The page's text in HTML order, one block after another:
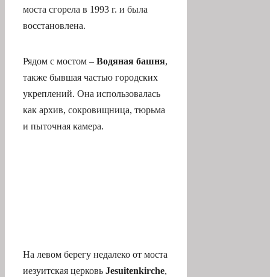
моста сгорела в 1993 г. и была
восстановлена.
Рядом с мостом – Водяная башня,
также бывшая частью городских
укреплений. Она использовалась
как архив, сокровищница, тюрьма
и пыточная камера.
На левом берегу недалеко от моста
иезуитская церковь Jesuitenkirche,